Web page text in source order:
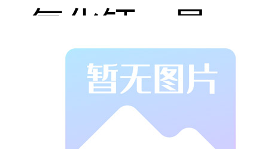
氧化钙，是一
种无机化合
物，它的化学